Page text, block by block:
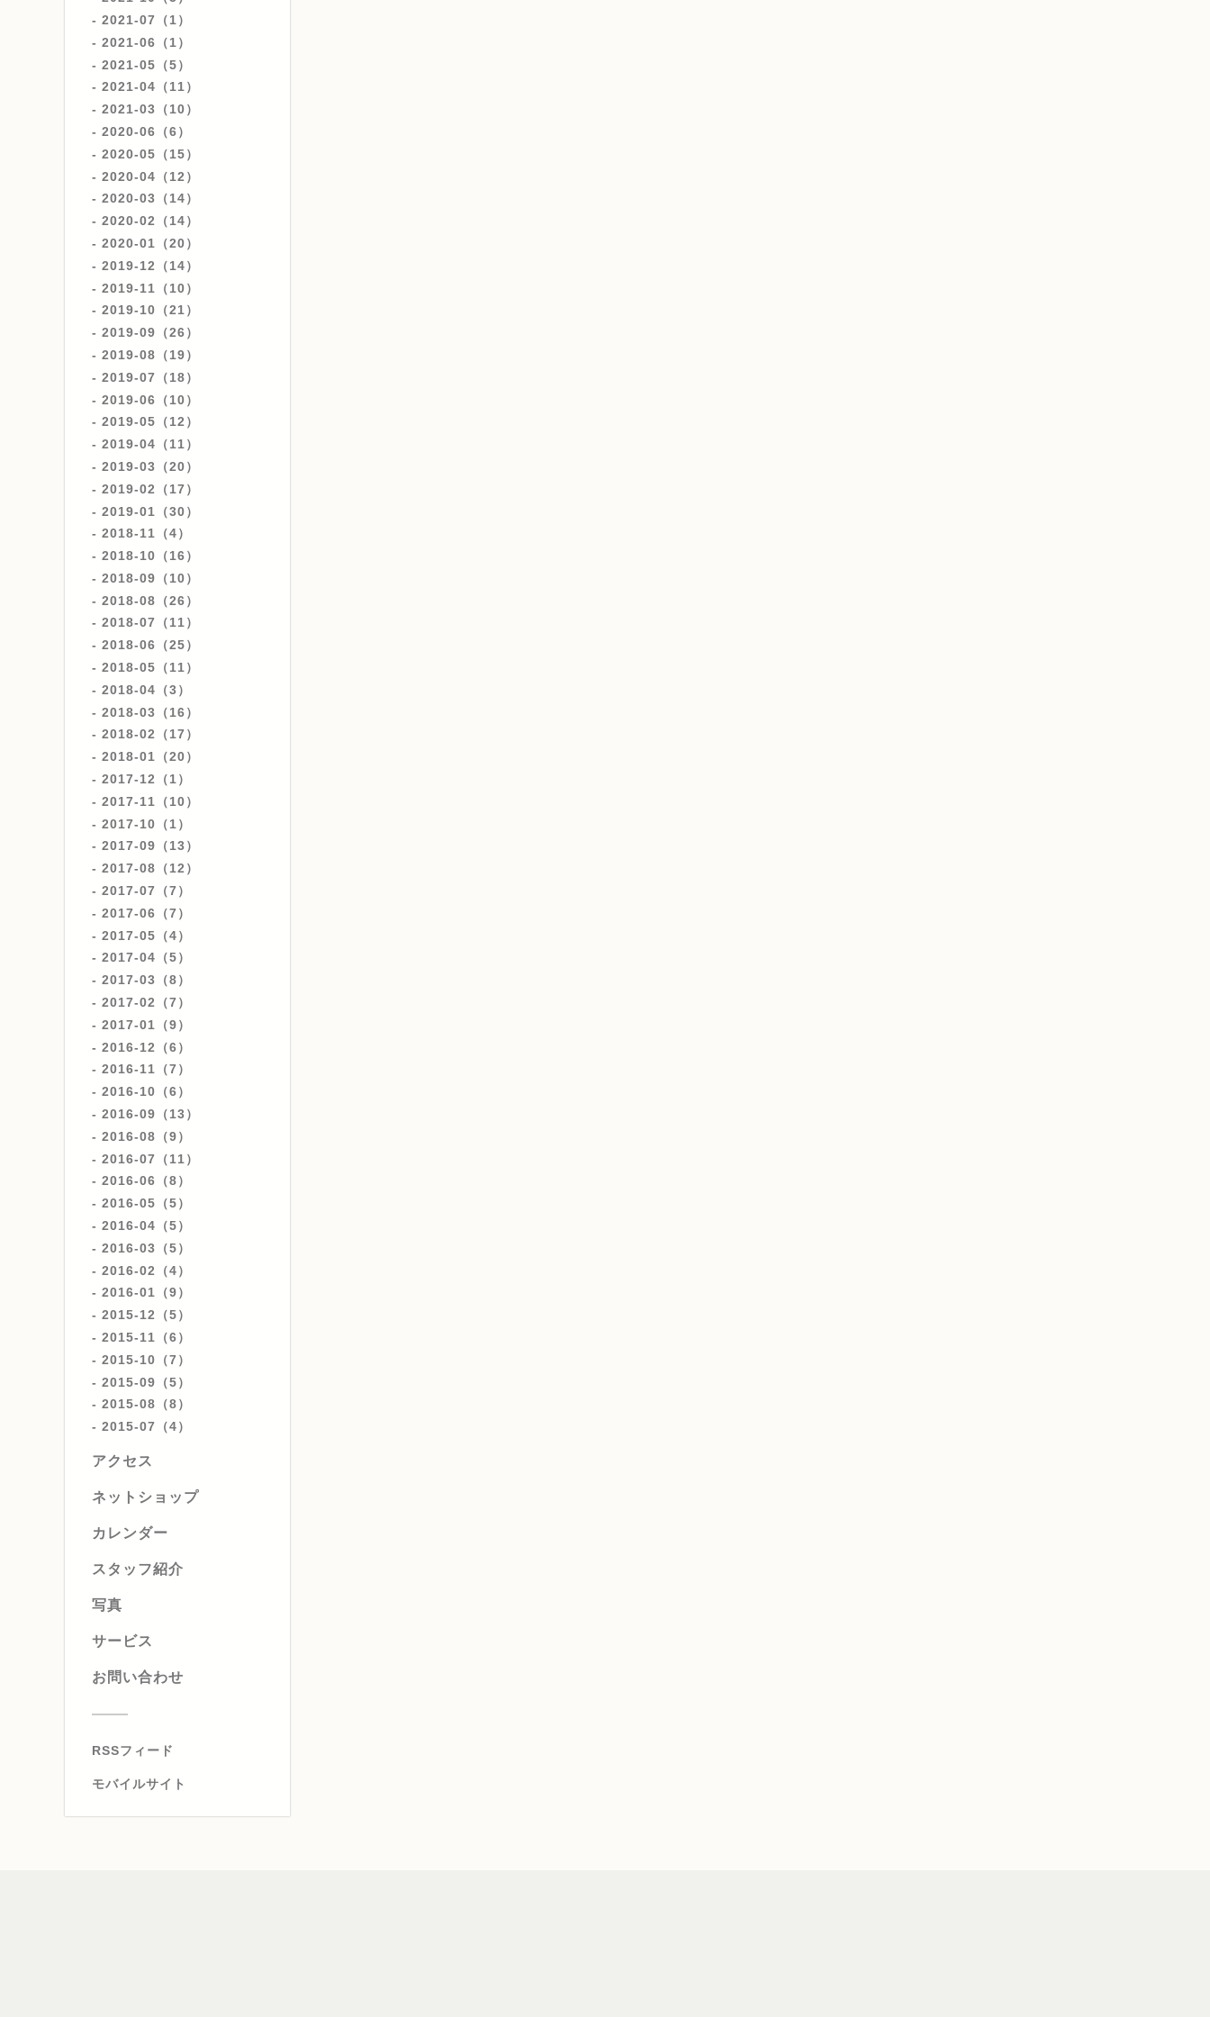
2021-07（1）
2021-06（1）
2021-05（5）
2021-04（11）
2021-03（10）
2020-06（6）
2020-05（15）
2020-04（12）
2020-03（14）
2020-02（14）
2020-01（20）
2019-12（14）
2019-11（10）
2019-10（21）
2019-09（26）
2019-08（19）
2019-07（18）
2019-06（10）
2019-05（12）
2019-04（11）
2019-03（20）
2019-02（17）
2019-01（30）
2018-11（4）
2018-10（16）
2018-09（10）
2018-08（26）
2018-07（11）
2018-06（25）
2018-05（11）
2018-04（3）
2018-03（16）
2018-02（17）
2018-01（20）
2017-12（1）
2017-11（10）
2017-10（1）
2017-09（13）
2017-08（12）
2017-07（7）
2017-06（7）
2017-05（4）
2017-04（5）
2017-03（8）
2017-02（7）
2017-01（9）
2016-12（6）
2016-11（7）
2016-10（6）
2016-09（13）
2016-08（9）
2016-07（11）
2016-06（8）
2016-05（5）
2016-04（5）
2016-03（5）
2016-02（4）
2016-01（9）
2015-12（5）
2015-11（6）
2015-10（7）
2015-09（5）
2015-08（8）
2015-07（4）
アクセス
ネットショップ
カレンダー
スタッフ紹介
写真
サービス
お問い合わせ
RSSフィード
モバイルサイト